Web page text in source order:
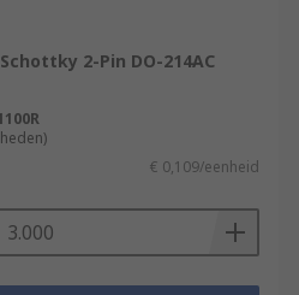
2-Pin DO-214AC
€ 0,109/eenheid